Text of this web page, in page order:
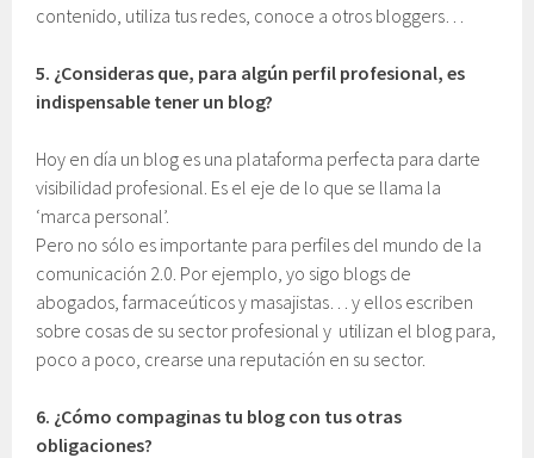
contenido, utiliza tus redes, conoce a otros bloggers…
5. ¿Consideras que, para algún perfil profesional, es
indispensable tener un blog?
Hoy en día un blog es una plataforma perfecta para darte
visibilidad profesional. Es el eje de lo que se llama la
‘marca personal’.
Pero no sólo es importante para perfiles del mundo de la
comunicación 2.0. Por ejemplo, yo sigo blogs de
abogados, farmaceúticos y masajistas… y ellos escriben
sobre cosas de su sector profesional y utilizan el blog para,
poco a poco, crearse una reputación en su sector.
6. ¿Cómo compaginas tu blog con tus otras
obligaciones?